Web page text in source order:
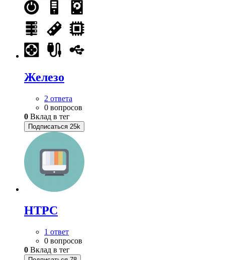
Железо
2 ответа
0 вопросов
0 Вклад в тег
Подписаться 25k
HTPC
1 ответ
0 вопросов
0 Вклад в тег